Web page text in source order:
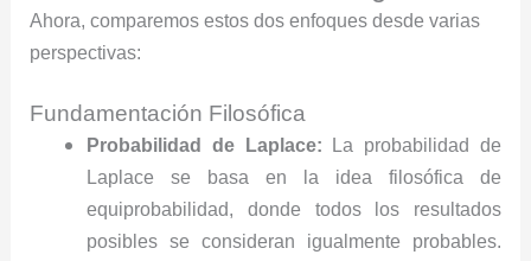
Ahora, comparemos estos dos enfoques desde varias
perspectivas:
Fundamentación Filosófica
Probabilidad de Laplace: La probabilidad de
Laplace se basa en la idea filosófica de
equiprobabilidad, donde todos los resultados
posibles se consideran igualmente probables.